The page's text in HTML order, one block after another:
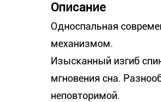
Описание
Односпальная
механизмом.
Изысканный изгиб
мгновения сна.
неповторимой.